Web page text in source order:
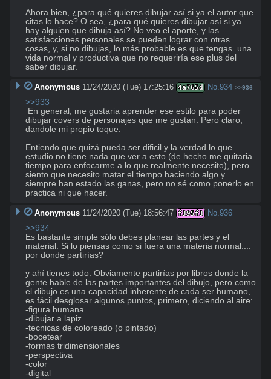
Ahora bien, ¿para qué quieres dibujar así si ya el autor que
citas lo hace? O sea, ¿para qué quieres dibujar así si ya
hay alguien que dibuja así? No veo el aporte, y las
satisfacciones personales se pueden lograr con otras
cosas, y, si no dibujas, lo más probable es que tengas  una
vida normal y productiva que no requeriría ese plus del
saber dibujar.
Anonymous 11/24/2020 (Tue) 17:25:16 4a765d No.934 >>936
>>933
dibujar covers de personajes que me gustan. Pero claro,
dandole mi propio toque.
Entiendo que quizá pueda ser dificil y la verdad lo que
estudio no tiene nada que ver a esto (de hecho me quitaria
tiempo para enfocarme a lo que realmente necesito), pero
siento que necesito matar el tiempo haciendo algo y
siempre han estado las ganas, pero no sé como ponerlo en
practica ni que hacer.
Anonymous 11/24/2020 (Tue) 18:56:47 f395f3 No.936
>>934
Es bastante simple sólo debes planear las partes y el
material. Si lo piensas como si fuera una materia normal....
por donde partirías?
y ahí tienes todo. Obviamente partirías por libros donde la
gente hable de las partes importantes del dibujo, pero como
el dibujo es una capacidad inherente de cada ser humano,
es fácil desglosar algunos puntos, primero, diciendo al aire:
-figura humana
-dibujar a lapiz
-tecnicas de coloreado (o pintado)
-bocetear
-formas tridimensionales
-perspectiva
-color
-digital